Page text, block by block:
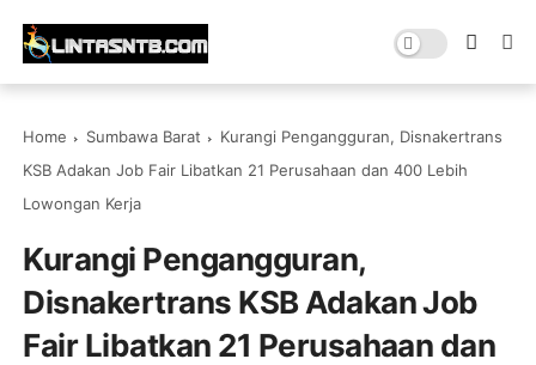
Home Sumbawa Barat
Kurangi Pengangguran, Disnakertrans
KSB Adakan Job Fair Libatkan 21 Perusahaan dan 400 Lebih
Lowongan Kerja
Kurangi Pengangguran,
Disnakertrans KSB Adakan Job
Fair Libatkan 21 Perusahaan dan